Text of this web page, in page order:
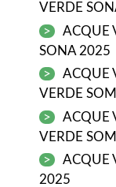
VERDE
>
ACQUE
SONA 2025
>
ACQUE
VERDE
>
ACQUE
VERDE
>
ACQUE
2025